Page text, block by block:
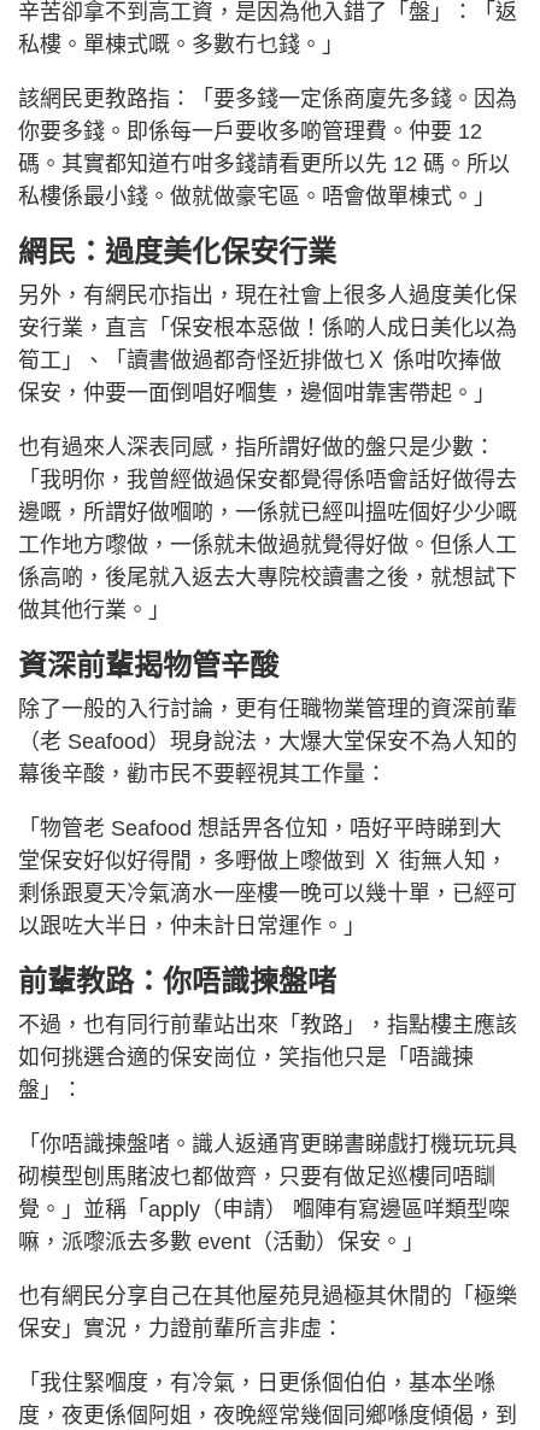
辛苦卻拿不到高工資，是因為他入錯了「盤」：「返
私樓。單棟式嘅。多數冇乜錢。」
該網民更教路指：「要多錢一定係商廈先多錢。因為
你要多錢。即係每一戶要收多啲管理費。仲要 12
碼。其實都知道冇咁多錢請看更所以先 12 碼。所以
私樓係最小錢。做就做豪宅區。唔會做單棟式。」
網民：過度美化保安行業
另外，有網民亦指出，現在社會上很多人過度美化保
安行業，直言「保安根本惡做！係啲人成日美化以為
筍工」、「讀書做過都奇怪近排做乜Ｘ 係咁吹捧做
保安，仲要一面倒唱好嗰隻，邊個咁靠害帶起。」
也有過來人深表同感，指所謂好做的盤只是少數：
「我明你，我曾經做過保安都覺得係唔會話好做得去
邊嘅，所謂好做嗰啲，一係就已經叫搵咗個好少少嘅
工作地方嚟做，一係就未做過就覺得好做。但係人工
係高啲，後尾就入返去大專院校讀書之後，就想試下
做其他行業。」
資深前輩揭物管辛酸
除了一般的入行討論，更有任職物業管理的資深前輩
（老 Seafood）現身說法，大爆大堂保安不為人知的
幕後辛酸，勸市民不要輕視其工作量：
「物管老 Seafood 想話畀各位知，唔好平時睇到大
堂保安好似好得閒，多嘢做上嚟做到 Ｘ 街無人知，
剩係跟夏天冷氣滴水一座樓一晚可以幾十單，已經可
以跟咗大半日，仲未計日常運作。」
前輩教路：你唔識揀盤啫
不過，也有同行前輩站出來「教路」，指點樓主應該
如何挑選合適的保安崗位，笑指他只是「唔識揀
盤」：
「你唔識揀盤啫。識人返通宵更睇書睇戲打機玩玩具
砌模型刨馬賭波乜都做齊，只要有做足巡樓同唔瞓
覺。」並稱「apply（申請） 嗰陣有寫邊區咩類型㗎
嘛，派嚟派去多數 event（活動）保安。」
也有網民分享自己在其他屋苑見過極其休閒的「極樂
保安」實況，力證前輩所言非虛：
「我住緊嗰度，有冷氣，日更係個伯伯，基本坐喺
度，夜更係個阿姐，夜晚經常幾個同鄉喺度傾偈，到